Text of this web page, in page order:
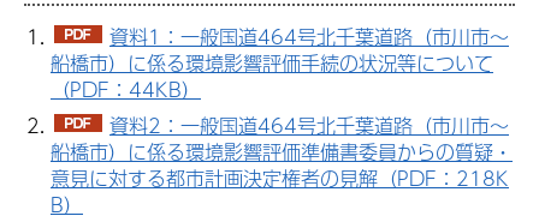
資料1：一般国道464号北千葉道路（市川市～
船橋市）に係る環境影響評価手続の状況等について
（PDF：44KB）
資料2：一般国道464号北千葉道路（市川市～
船橋市）に係る環境影響評価準備書委員からの質疑・
意見に対する都市計画決定権者の見解（PDF：218K
B）